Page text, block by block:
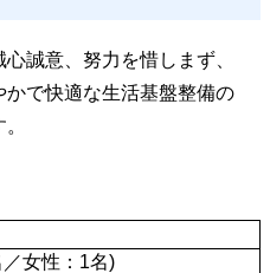
誠意、努力を惜しまず、
で快適な生活基盤整備の
女性：1名)